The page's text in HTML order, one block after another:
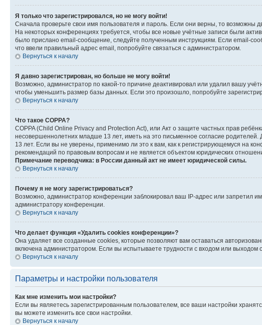
Я только что зарегистрировался, но не могу войти!
Сначала проверьте свои имя пользователя и пароль. Если они верны, то возможны
На некоторых конференциях требуется, чтобы все новые учётные записи были
было прислано email-сообщение, следуйте полученным инструкциям. Если email-
что ввели правильный адрес email, попробуйте связаться с администратором.
Вернуться к началу
Я давно зарегистрирован, но больше не могу войти!
Возможно, администратор по какой-то причине деактивировал или удалил вашу
чтобы уменьшить размер базы данных. Если это произошло, попробуйте
Вернуться к началу
Что такое COPPA?
COPPA (Child Online Privacy and Protection Act), или Акт о защите частных прав
несовершеннолетних младше 13 лет, иметь на это письменное согласие
13 лет. Если вы не уверены, применимо ли это к вам, как к регистрирующемуся на
рекомендаций по правовым вопросам и не является объектом юридических
Примечание переводчика: в России данный акт не имеет юридической силы.
Вернуться к началу
Почему я не могу зарегистрироваться?
Возможно, администратор конференции заблокировал ваш IP-адрес или запретил
администратору конференции.
Вернуться к началу
Что делает функция «Удалить cookies конференции»?
Она удаляет все созданные cookies, которые позволяют вам оставаться
включена администратором. Если вы испытываете трудности с входом или
Вернуться к началу
Параметры и настройки пользователя
Как мне изменить мои настройки?
Если вы являетесь зарегистрированным пользователем, все ваши настройки
вы можете изменить все свои настройки.
Вернуться к началу